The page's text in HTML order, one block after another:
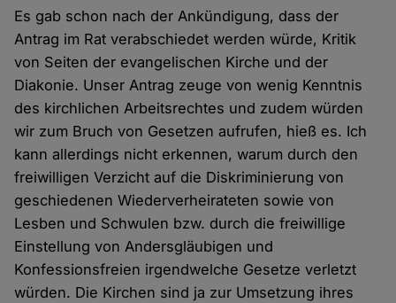
Es gab schon nach der Ankündigung, dass der
Antrag im Rat verabschiedet werden würde, Kritik
von Seiten der evangelischen Kirche und der
Diakonie. Unser Antrag zeuge von wenig Kenntnis
des kirchlichen Arbeitsrechtes und zudem würden
wir zum Bruch von Gesetzen aufrufen, hieß es. Ich
kann allerdings nicht erkennen, warum durch den
freiwilligen Verzicht auf die Diskriminierung von
geschiedenen Wiederverheirateten sowie von
Lesben und Schwulen bzw. durch die freiwillige
Einstellung von Andersgläubigen und
Konfessionsfreien irgendwelche Gesetze verletzt
würden. Die Kirchen sind ja zur Umsetzung ihres